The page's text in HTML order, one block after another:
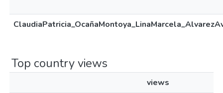
Top country views
views